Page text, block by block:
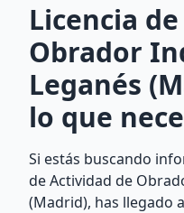
Licencia
Obrador
Leganés
lo que
Si estás buscando
de Actividad de
(Madrid), has llegado